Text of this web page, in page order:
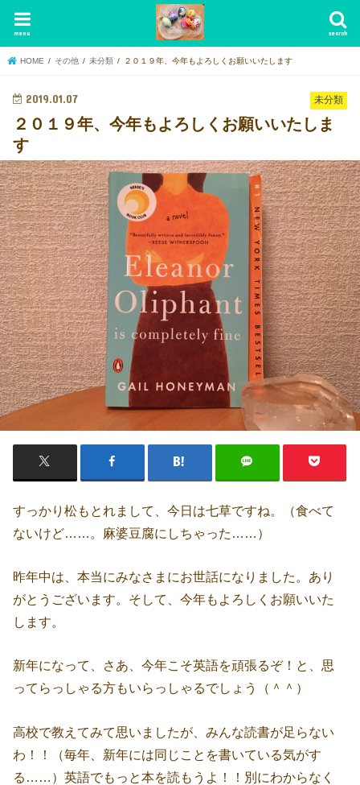
search
menu
HOME その他 未分類 ２０１９年、今年もよろしくお願いいたします
未分類
2019.01.07
２０１９年、今年もよろしくお願いいたしま
す
すっかり松もとれまして、今日は七草ですね。（食べて
ないけど……。麻婆豆腐にしちゃった……）
昨年中は、本当にみなさまにお世話になりました。あり
がとうございます。そして、今年もよろしくお願いいた
します。
新年になって、さあ、今年こそ英語を頑張るぞ！と、思
ってらっしゃる方もいらっしゃるでしょう（＾＾）
高校で教えてみて思いましたが、みんな読書が足らない
わ！！（毎年、新年には同じことを書いている気がす
る……）英語でもっと本を読もうよ！！別にわからなく